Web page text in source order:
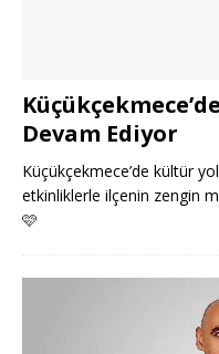
Devam Ediyor
Küçükçekmece’de kültür
etkinliklerle ilçenin zengin
🩷